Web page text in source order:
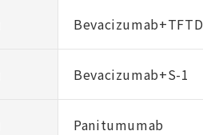
Bevacizumab+TFTD
Bevacizumab+S-1
Panitumumab